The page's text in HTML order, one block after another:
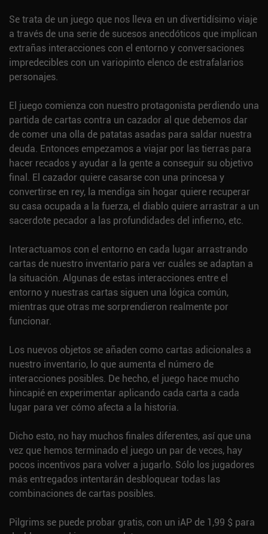
Se trata de un juego que nos lleva en un divertidísimo viaje
a través de una serie de sucesos anecdóticos que implican
extrañas interacciones con el entorno y conversaciones
impredecibles con un variopinto elenco de estrafalarios
personajes.
El juego comienza con nuestro protagonista perdiendo una
partida de cartas contra un cazador al que debemos dar
de comer una olla de patatas asadas para saldar nuestra
deuda. Entonces empezamos a viajar por las tierras para
hacer recados y ayudar a la gente a conseguir su objetivo
final. El cazador quiere casarse con una princesa y
convertirse en rey, la mendiga sin hogar quiere recuperar
su casa ocupada a la fuerza, el diablo quiere arrastrar a un
sacerdote pecador a las profundidades del infierno, etc.
Interactuamos con el entorno en cada lugar arrastrando
cartas de nuestro inventario para ver cuáles se adaptan a
la situación. Algunas de estas interacciones entre el
entorno y nuestras cartas siguen una lógica común,
mientras que otras me sorprendieron realmente por
funcionar.
Los nuevos objetos se añaden como cartas adicionales a
nuestro inventario, lo que aumenta el número de
interacciones posibles. De hecho, el juego hace mucho
hincapié en experimentar aplicando cada carta a cada
lugar para ver cómo afecta a la historia.
Dicho esto, no hay muchos finales diferentes, así que una
vez que hemos terminado el juego un par de veces, hay
pocos incentivos para volver a jugarlo. Sólo los jugadores
más entregados intentarán desbloquear todas las
combinaciones de cartas posibles.
Pilgrims se puede probar gratis, con un iAP de 1,99 $ para